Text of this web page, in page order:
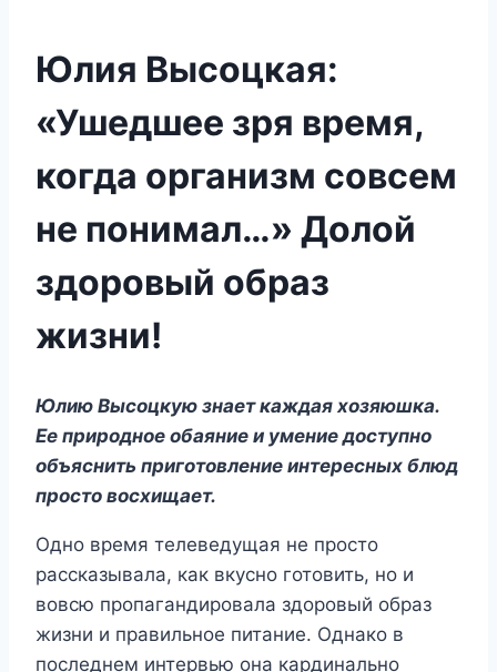
Юлия Высоцкая:
«Ушедшее зря время,
когда организм совсем
не понимал…» Долой
здоровый образ
жизни!
Юлию Высоцкую знает каждая хозяюшка.
Ее природное обаяние и умение доступно
объяснить приготовление интересных блюд
просто восхищает.
Одно время телеведущая не просто
рассказывала, как вкусно готовить, но и
вовсю пропагандировала здоровый образ
жизни и правильное питание. Однако в
последнем интервью она кардинально